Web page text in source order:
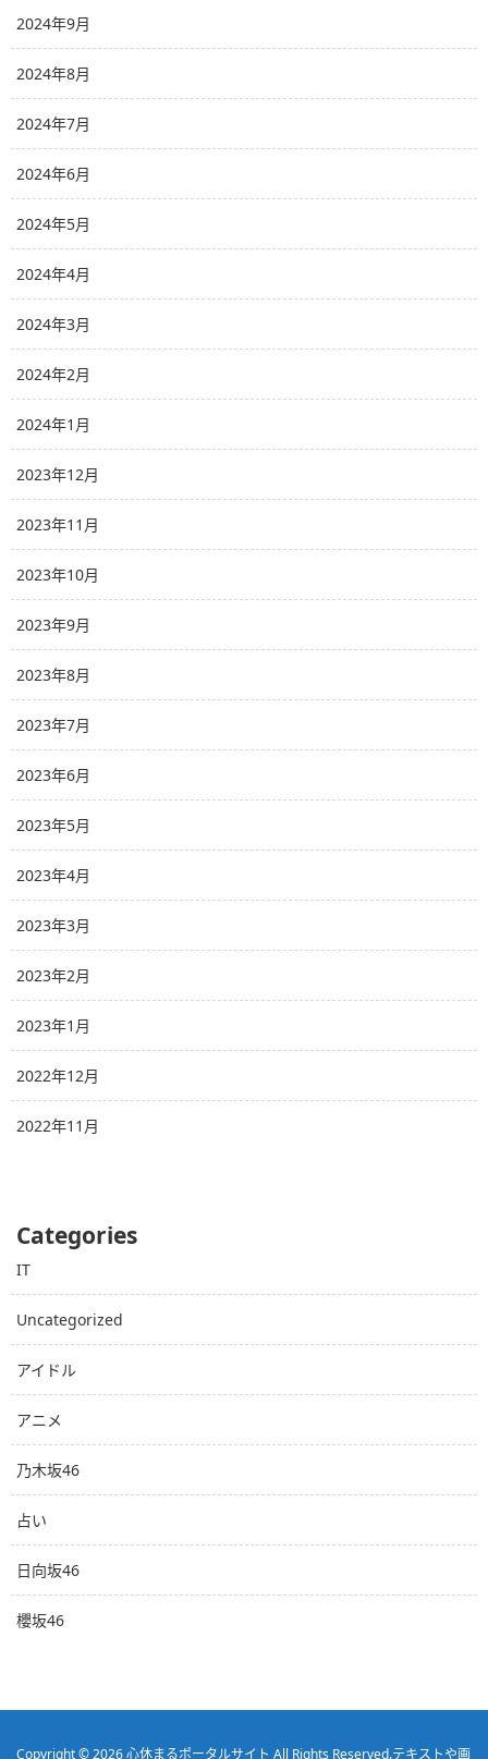
2024年9月
2024年8月
2024年7月
2024年6月
2024年5月
2024年4月
2024年3月
2024年2月
2024年1月
2023年12月
2023年11月
2023年10月
2023年9月
2023年8月
2023年7月
2023年6月
2023年5月
2023年4月
2023年3月
2023年2月
2023年1月
2022年12月
2022年11月
Categories
IT
Uncategorized
アイドル
アニメ
乃木坂46
占い
日向坂46
櫻坂46
Copyright © 2026心休まるポータルサイト All Rights Reserved.テキストや画